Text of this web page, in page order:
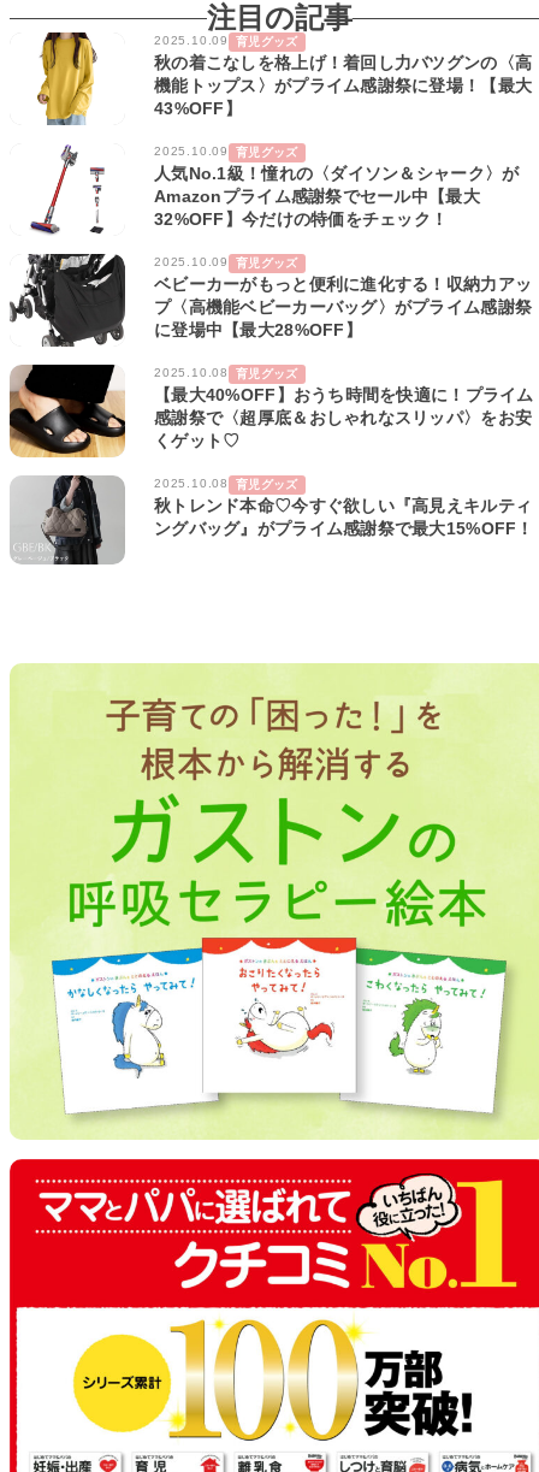
注目の記事
2025.10.09 育児グッズ
秋の着こなしを格上げ！着回し力バツグンの〈高
機能トップス〉がプライム感謝祭に登場！【最大
43%OFF】
2025.10.09 育児グッズ
人気No.1級！憧れの〈ダイソン＆シャーク〉が
Amazonプライム感謝祭でセール中【最大
32%OFF】今だけの特価をチェック！
2025.10.09 育児グッズ
ベビーカーがもっと便利に進化する！収納力アッ
プ〈高機能ベビーカーバッグ〉がプライム感謝祭
に登場中【最大28%OFF】
2025.10.08 育児グッズ
【最大40%OFF】おうち時間を快適に！プライム
感謝祭で〈超厚底＆おしゃれなスリッパ〉をお安
くゲット♡
2025.10.08 育児グッズ
秋トレンド本命♡今すぐ欲しい『高見えキルティ
ングバッグ』がプライム感謝祭で最大15%OFF！